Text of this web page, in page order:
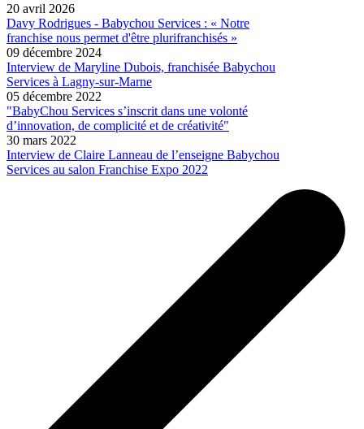
20 avril 2026
Davy Rodrigues - Babychou Services : « Notre
franchise nous permet d'être plurifranchisés »
09 décembre 2024
Interview de Maryline Dubois, franchisée Babychou
Services à Lagny-sur-Marne
05 décembre 2022
"BabyChou Services s’inscrit dans une volonté
d’innovation, de complicité et de créativité"
30 mars 2022
Interview de Claire Lanneau de l’enseigne Babychou
Services au salon Franchise Expo 2022